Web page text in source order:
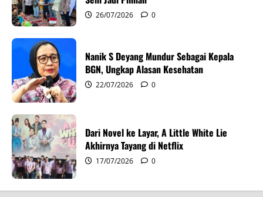
i
o
26/07/2026 0
Nanik S Deyang Mundur Sebagai Kepala
BGN, Ungkap Alasan Kesehatan
22/07/2026 0
Dari Novel ke Layar, A Little White Lie
Akhirnya Tayang di Netflix
17/07/2026 0